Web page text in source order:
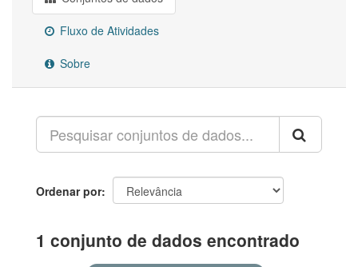
Fluxo de Atividades
Sobre
Ordenar por
1 conjunto de dados encontrado